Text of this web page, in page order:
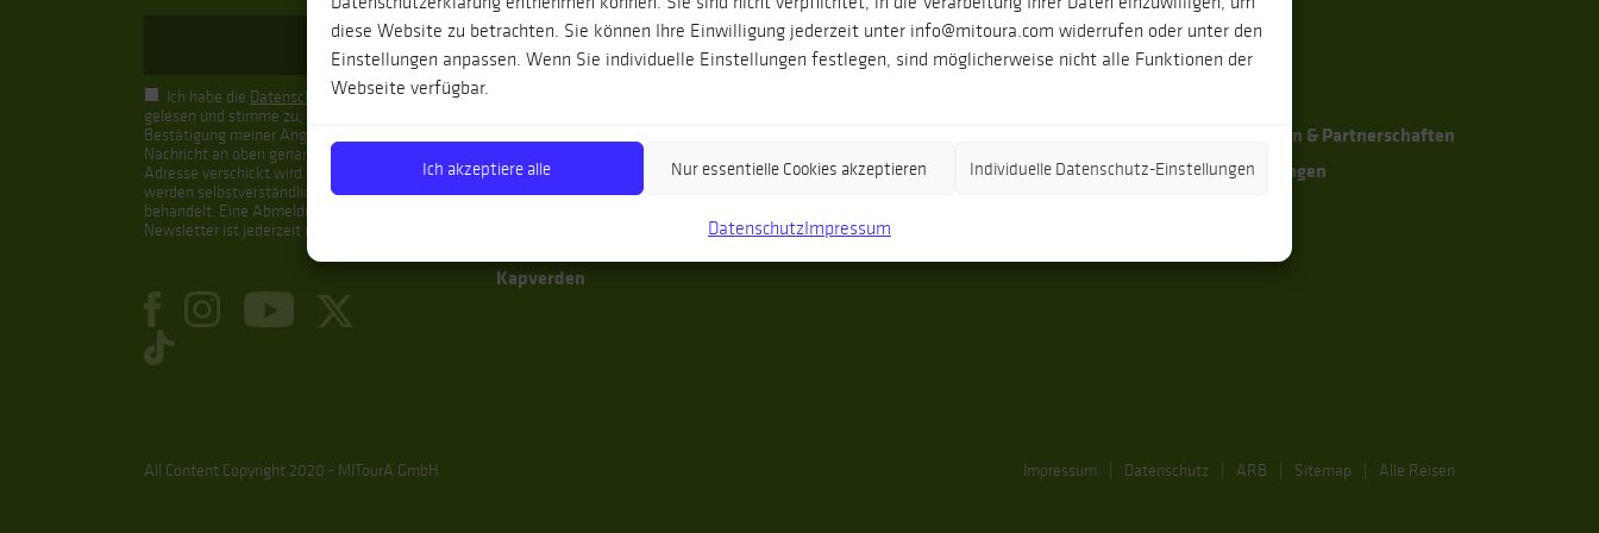
diese Website zu betrachten. Sie können Ihre Einwilligung jederzeit unter info@mitoura.com widerrufen oder unter den
Einstellungen anpassen. Wenn Sie individuelle Einstellungen festlegen, sind möglicherweise nicht alle Funktionen der
Webseite verfügbar.
Ich akzeptiere alle Nur essentielle Cookies akzeptieren Individuelle Datenschutz-Einstellungen
DatenschutzImpressum
Ich habe die Datenschutzhinweise
gelesen und stimme zu, dass zur
Bestätigung meiner Angaben eine
Nachricht an oben genannte E-Mail-
Adresse verschickt wird. Ihre Daten
werden selbstverständlich vertraulich
behandelt. Eine Abmeldung vom
Newsletter ist jederzeit möglich.
Spanien
Kanaren
Nordspanien
Kapverden
Gruppenreisen
Individualreisen
Winter
Herbst
Reisezeit
Anreise
Wanderausrüstung
Das Team
Die Reiseleiter
Zertifizierungen & Partnerschaften
Kundenmeinungen
All Content Copyright 2020 - MITourA GmbH Impressum Datenschutz ARB Sitemap Alle Reisen